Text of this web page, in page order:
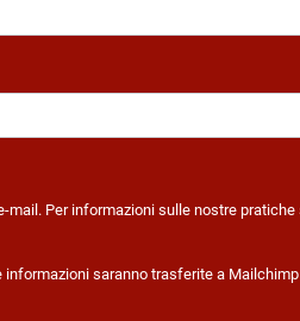
Per informazioni sulle nostre
saranno trasferite a